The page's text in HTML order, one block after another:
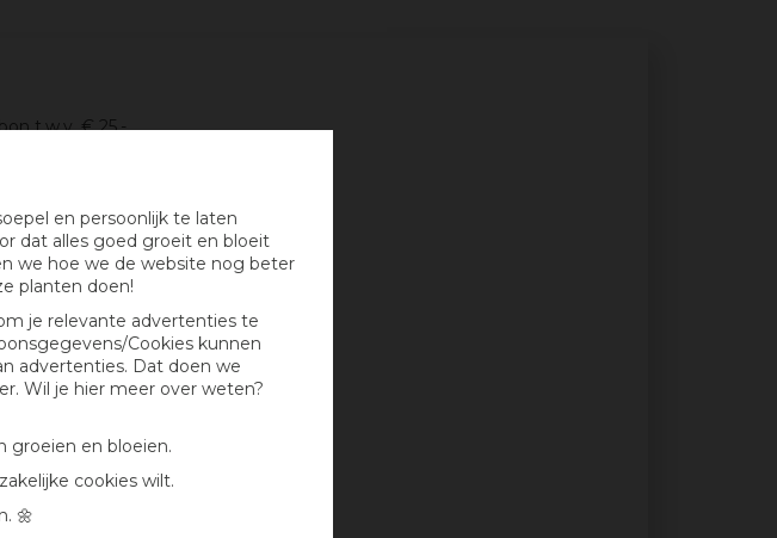
en persoonlijk te laten
dat alles goed groeit en bloeit
we hoe we de website nog beter
planten doen!
je relevante advertenties te
Cookies kunnen
advertenties. Dat doen we
Wil je hier meer over weten?
groeien en bloeien.
cookies wilt.
🌼
t.w.v. € 25,-